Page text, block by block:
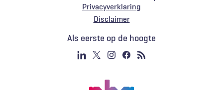
Privacyverklaring
Voet
Disclaimer
Als eerste op de hoogte